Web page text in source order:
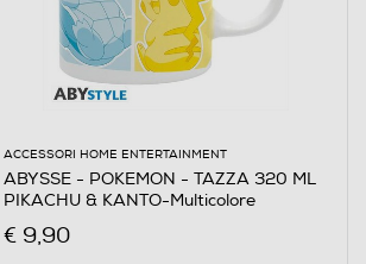
ACCESSORI HOME ENTERTAINMENT
ABYSSE - POKEMON - TAZZA 320 ML
PIKACHU & KANTO-Multicolore
€ 9,90